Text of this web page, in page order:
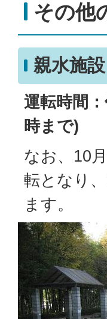
その他
親水施設
運転時間
時まで)
なお、10
転となり
ます。